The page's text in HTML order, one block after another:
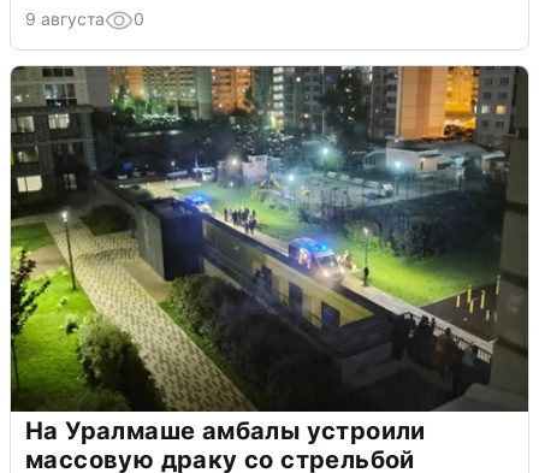
9 августа 0
На Уралмаше амбалы устроили
массовую драку со стрельбой